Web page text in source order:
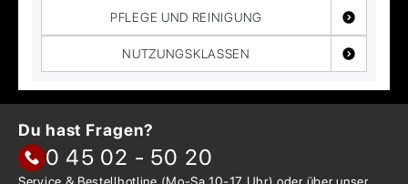
PFLEGE UND REINIGUNG
NUTZUNGSKLASSEN
Du hast Fragen?
0 45 02 - 50 20